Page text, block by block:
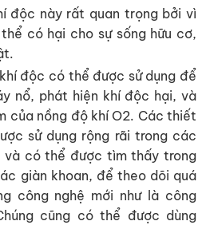
độc này rất quan trọng bởi vì
có hại cho sự sống hữu cơ,
độc có thể được sử dụng để
nổ, phát hiện khí độc hại, và
của nồng độ khí O2. Các thiết
sử dụng rộng rãi trong các
và có thể được tìm thấy trong
giàn khoan, để theo dõi quá
công nghệ mới như là công
cũng có thể được dùng